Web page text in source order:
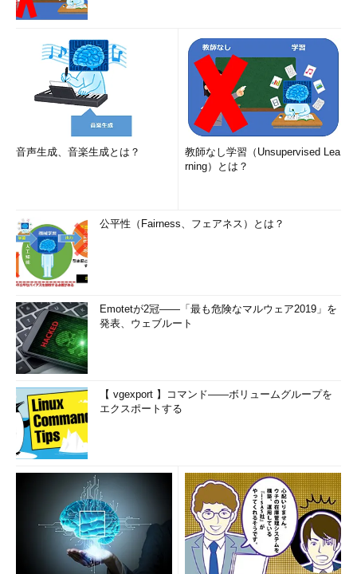
音声生成、音楽生成とは？
教師なし学習（Unsupervised Lea
rning）とは？
公平性（Fairness、フェアネス）とは？
Emotetが2冠――「最も危険なマルウェア2019」を
発表、ウェブルート
【 vgexport 】コマンド――ボリュームグループを
エクスポートする